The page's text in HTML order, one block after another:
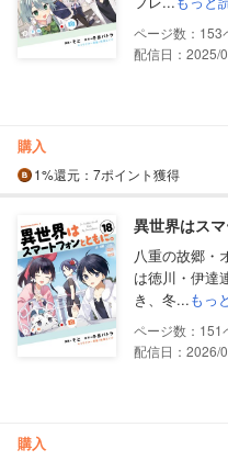
153
配信日：2025/
購入
1%還元 ：7ポイント獲得
異世界はス
八重の故郷
は徳川・伊達
き、冬...もっ
151
配信日：2026/
購入